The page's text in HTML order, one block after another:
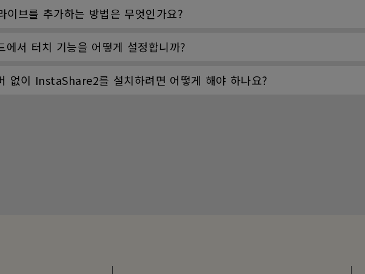
이브를 추가하는 방법은 무엇인가요?
에서 터치 기능을 어떻게 설정합니까?
없이 InstaShare2를 설치하려면 어떻게 해야 하나요?